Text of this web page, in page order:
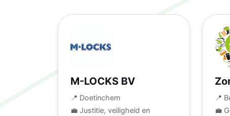
M-LOCKS BV
📍 Doetinchem
💼 Justitie, veiligheid en
📍
💼